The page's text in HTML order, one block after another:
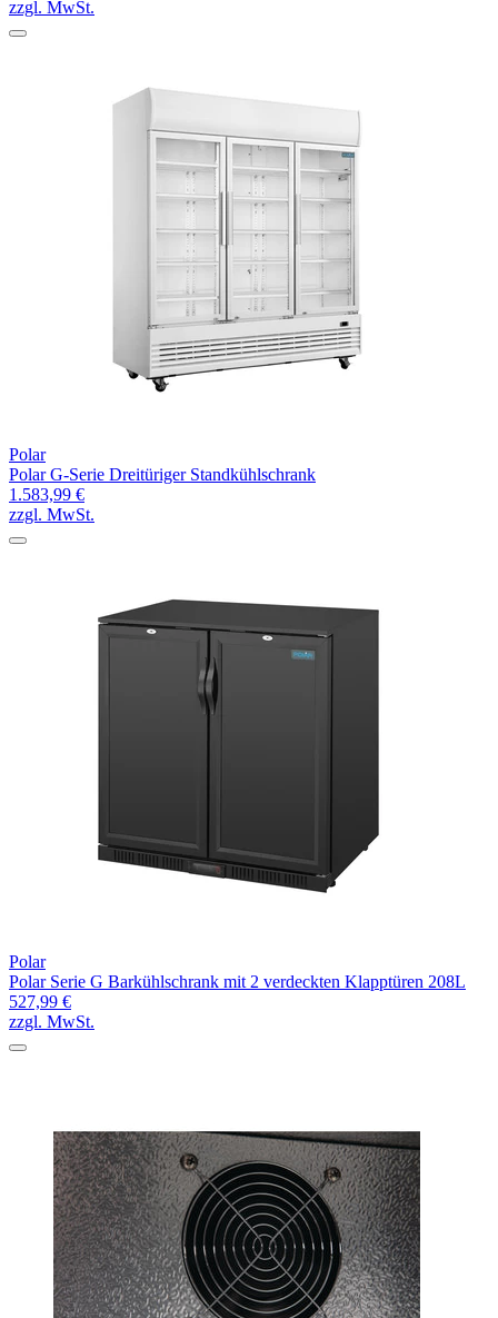
zzgl. MwSt.
Polar
Polar G-Serie Dreitüriger Standkühlschrank
1.583,99 €
zzgl. MwSt.
Polar
Polar Serie G Barkühlschrank mit 2 verdeckten Klapptüren 208L
527,99 €
zzgl. MwSt.